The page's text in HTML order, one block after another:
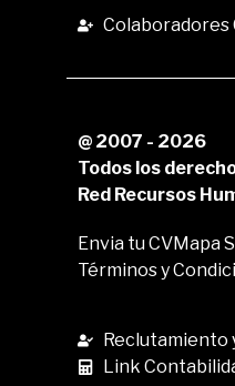
Colaboradores
@ 2007 - 2026
Todos los
Red Recursos
Envia tu CVMapa
Términos y
Reclutamiento
Link